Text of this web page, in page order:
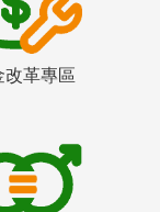
改革專區